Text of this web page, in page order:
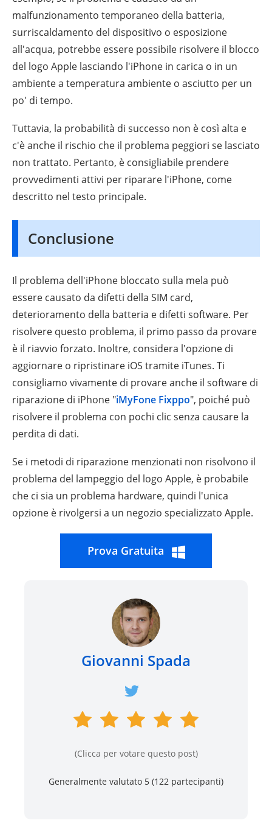
malfunzionamento temporaneo della batteria,
surriscaldamento del dispositivo o esposizione
all'acqua, potrebbe essere possibile risolvere il blocco
del logo Apple lasciando l'iPhone in carica o in un
ambiente a temperatura ambiente o asciutto per un
po' di tempo.
Tuttavia, la probabilità di successo non è così alta e
c'è anche il rischio che il problema peggiori se lasciato
non trattato. Pertanto, è consigliabile prendere
provvedimenti attivi per riparare l'iPhone, come
descritto nel testo principale.
Conclusione
Il problema dell'iPhone bloccato sulla mela può
essere causato da difetti della SIM card,
deterioramento della batteria e difetti software. Per
risolvere questo problema, il primo passo da provare
è il riavvio forzato. Inoltre, considera l'opzione di
aggiornare o ripristinare iOS tramite iTunes. Ti
consigliamo vivamente di provare anche il software di
riparazione di iPhone "iMyFone Fixppo", poiché può
risolvere il problema con pochi clic senza causare la
perdita di dati.
Se i metodi di riparazione menzionati non risolvono il
problema del lampeggio del logo Apple, è probabile
che ci sia un problema hardware, quindi l'unica
opzione è rivolgersi a un negozio specializzato Apple.
Prova Gratuita
Giovanni Spada
(Clicca per votare questo post)
Generalmente valutato 5 (122 partecipanti)